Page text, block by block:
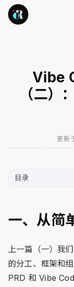
Vibe
（二
更新
目录
一、从简
上一篇（一）我
的分工、框架和
PRD 和 Vibe